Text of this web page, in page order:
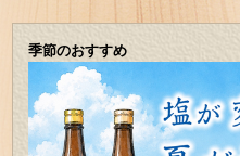
季節のおすすめ